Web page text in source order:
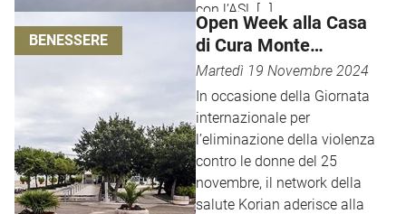
con l’ASL […]
BENESSERE
Open Week alla Casa
di Cura Monte
Imperatore
Martedì 19 Novembre 2024
In occasione della Giornata
internazionale per
l’eliminazione della violenza
contro le donne del 25
novembre, il network della
salute Korian aderisce alla